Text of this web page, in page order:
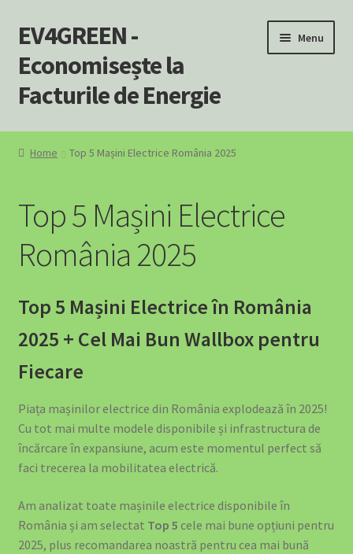
Skip
to
navigation
Skip
to
content
EV4GREEN -
Economisește la
Facturile de Energie
Menu
Home
⚡ SOLUȚII EV PENTRU AFACERI
A Powerhouse for Every Home: Your Emergency Backup
Accesorii EV
Protectie EV
Accessibility Policy
Home Top 5 Mașini Electrice România 2025
Top 5 Mașini Electrice
România 2025
Top 5 Mașini Electrice în România
2025 + Cel Mai Bun Wallbox pentru
Fiecare
Piața mașinilor electrice din România explodează în 2025!
Cu tot mai multe modele disponibile și infrastructura de
încărcare în expansiune, acum este momentul perfect să
faci trecerea la mobilitatea electrică.
Am analizat toate mașinile electrice disponibile în
România și am selectat Top 5 cele mai bune opțiuni pentru
2025, plus recomandarea noastră pentru cea mai bună